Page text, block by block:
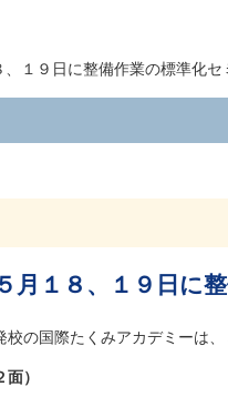
１９日に整備作業の標準化セ
月１８、１９日に
の国際たくみアカデミーは
）